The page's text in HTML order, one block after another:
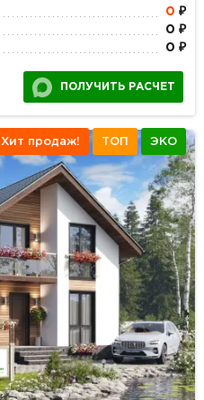
0 ₽
0 ₽
0 ₽
ПОЛУЧИТЬ РАСЧЕТ
Хит продаж! ТОП ЭКО